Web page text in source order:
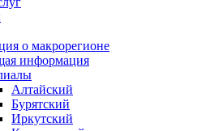
о макрорегионе
информация
Алтайский
Бурятский
Иркутский